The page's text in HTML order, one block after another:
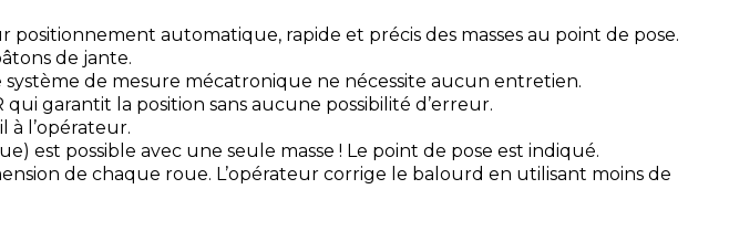
automatique, rapide et précis des masses au point de pose.
de jante.
système de mesure mécatronique ne nécessite aucun entretien.
garantit la position sans aucune possibilité d’erreur.
à l’opérateur.
est possible avec une seule masse ! Le point de pose est indiqué.
de chaque roue. L’opérateur corrige le balourd en utilisant moins de